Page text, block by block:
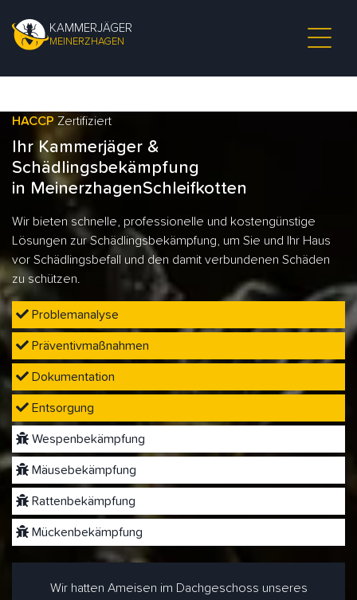
KAMMERJÄGER
MEINERZHAGEN
HACCP Zertifiziert
Ihr Kammerjäger &
Schädlingsbekämpfung
in MeinerzhagenSchleifkotten
Wir bieten schnelle, professionelle und kostengünstige
Lösungen zur Schädlingsbekämpfung, um Sie und Ihr Haus
vor Schädlingsbefall und den damit verbundenen Schäden
zu schützen.
Problemanalyse
Präventivmaßnahmen
Dokumentation
Entsorgung
Wespenbekämpfung
Mäusebekämpfung
Rattenbekämpfung
Mückenbekämpfung
Wir hatten Ameisen im Dachgeschoss unseres